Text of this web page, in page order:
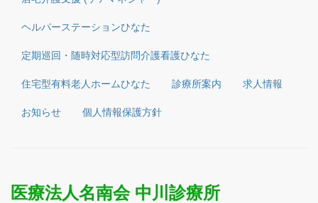
ヘルパーステーションひなた
定期巡回・随時対応型訪問介護看護ひなた
住宅型有料老人ホームひなた 診療所案内 求人情報
お知らせ 個人情報保護方針
医療法人名南会 中川診療所